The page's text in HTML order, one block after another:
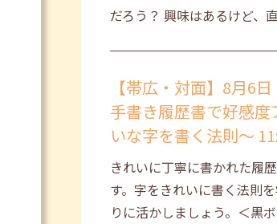
だろう？ 興味はあるけど、
【帯広・対面】8月6
手書き履歴書で好感
いな字を書く法則～
きれいに丁寧に書かれた履
す。字をきれいに書く法則
りに活かしましょう。＜黒